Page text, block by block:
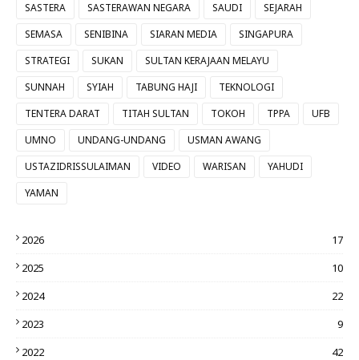
SASTERA
SASTERAWAN NEGARA SAUDI
SEJARAH
SEMASA
SENIBINA SIARAN MEDIA
SINGAPURA
STRATEGI
SUKAN
SULTAN KERAJAAN MELAYU
SUNNAH
SYIAH TABUNG HAJI
TEKNOLOGI
TENTERA DARAT
TITAH SULTAN TOKOH TPPA
UFB
UMNO
UNDANG-UNDANG
USMAN AWANG
USTAZIDRISSULAIMAN
VIDEO WARISAN
YAHUDI
YAMAN
2026
17
2025
10
2024
22
2023
9
2022
42